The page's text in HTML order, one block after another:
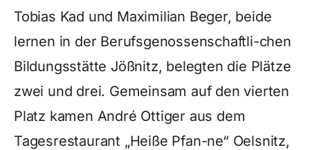
Tobias Kad und Maximilian Beger, beide
lernen in der Berufsgenossenschaftli-chen
Bildungsstätte Jößnitz, belegten die Plätze
zwei und drei. Gemeinsam auf den vierten
Platz kamen André Ottiger aus dem
Tagesrestaurant „Heiße Pfan-ne“ Oelsnitz,